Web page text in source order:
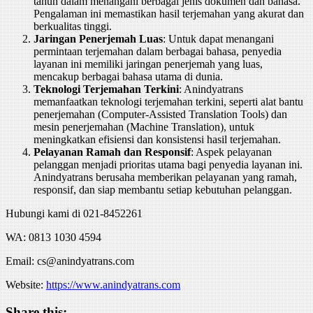
Pengalaman ini memastikan hasil terjemahan yang akurat dan
berkualitas tinggi.
Jaringan Penerjemah Luas: Untuk dapat menangani
permintaan terjemahan dalam berbagai bahasa, penyedia
layanan ini memiliki jaringan penerjemah yang luas,
mencakup berbagai bahasa utama di dunia.
Teknologi Terjemahan Terkini: Anindyatrans
memanfaatkan teknologi terjemahan terkini, seperti alat bantu
penerjemahan (Computer-Assisted Translation Tools) dan
mesin penerjemahan (Machine Translation), untuk
meningkatkan efisiensi dan konsistensi hasil terjemahan.
Pelayanan Ramah dan Responsif: Aspek pelayanan
pelanggan menjadi prioritas utama bagi penyedia layanan ini.
Anindyatrans berusaha memberikan pelayanan yang ramah,
responsif, dan siap membantu setiap kebutuhan pelanggan.
Hubungi kami di 021-8452261
WA: 0813 1030 4594
Email: cs@anindyatrans.com
Website:https://www.anindyatrans.com